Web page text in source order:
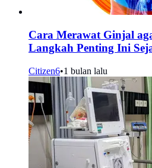
Cara Merawat Ginjal
Langkah Penting Ini
Citizen6•1 bulan lalu